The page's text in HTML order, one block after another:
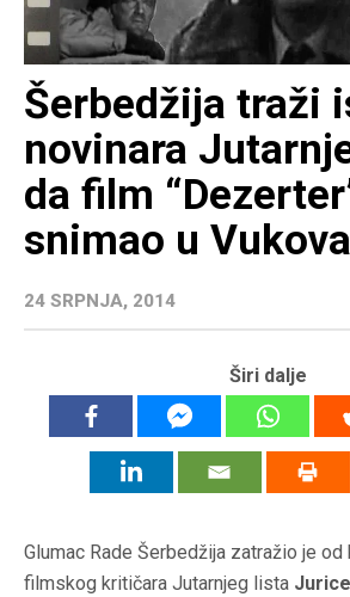
Šerbedžija traži
novinara
da film
snimao u
24 SRPNJA, 2014
Širi dalje
Glumac Rade Šerbedžija zatražio je
filmskog kritičara Jutarnjeg lista